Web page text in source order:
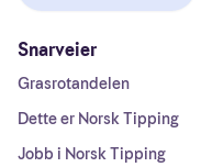
Snarveier
Grasrotandelen
Dette er Norsk Tipping
Jobb i Norsk Tipping